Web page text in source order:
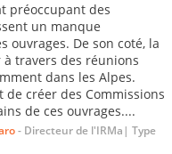
préoccupant des
un manque
ouvrages. De son coté, la
travers des réunions
dans les Alpes.
de créer des Commissions
de ces ouvrages....
- Directeur de l'IRMa| Type